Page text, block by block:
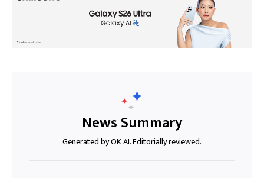
News Summary
Generated by OK AI. Editorially reviewed.